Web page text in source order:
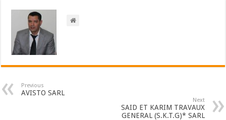
Previous
AVISTO SARL
Next
SAID ET KARIM TRAVAUX
GENERAL (S.K.T.G)* SARL